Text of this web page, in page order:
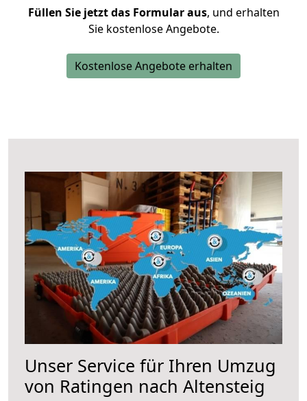
Füllen Sie jetzt das Formular aus, und erhalten
Sie kostenlose Angebote.
Kostenlose Angebote erhalten
Unser Service für Ihren Umzug
von Ratingen nach Altensteig